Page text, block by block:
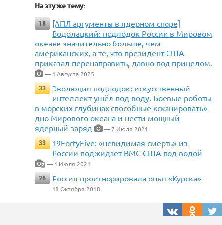
На эту же тему:
18
[АПЛ аргументы в ядерном споре]
Водолацкий: подлодок России в Мировом
океане значительно больше, чем
американских, а те, что президент США
приказал перенаправить, давно под прицелом.
— 1 Августа 2025
33
Эволюция подлодок: искусственный
интеллект ушёл под воду. Боевые роботы
в морских глубинах способные «сканировать»
дно Мирового океана и нести мощный
ядерный заряд
— 7 Июля 2021
33
19FortyFive: «невидимая смерть» из
России поджидает ВМС США под водой
2 — 4 Июля 2021
26
Россия проигнорировала опыт «Курска» —
18 Октября 2018